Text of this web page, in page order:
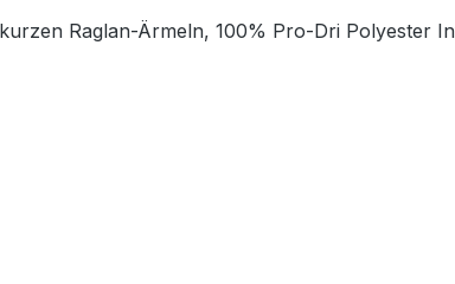
Raglan-Ärmeln, 100% Pro-Dri Polyester